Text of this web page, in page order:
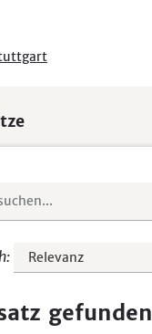
gefunden